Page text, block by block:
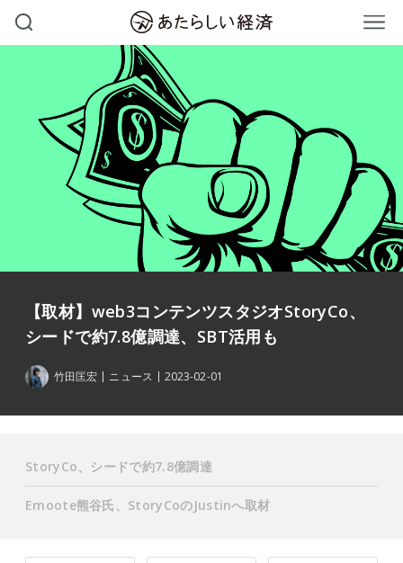
【取材】web3コンテンツスタジオStoryCo、
シードで約7.8億調達、SBT活用も
竹田匡宏 ニュース 2023-02-01
StoryCo、シードで約7.8億調達
Emoote熊谷氏、StoryCoのJustinへ取材